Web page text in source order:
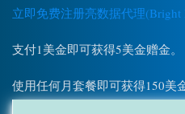
立即免费注册亮数据代理(Bright
支付1美金即可获得5美金赠金。
使用任何月套餐即可获得150美